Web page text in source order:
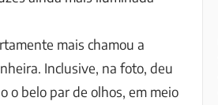
mais chamou a
Inclusive, na foto, deu
o belo par de olhos, em meio